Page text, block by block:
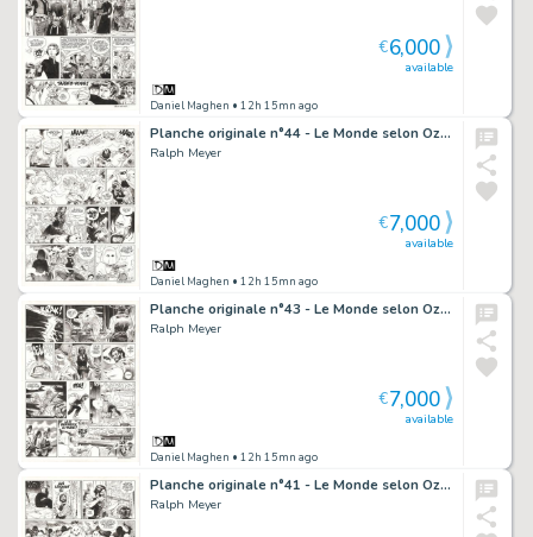
Daniel Maghen • 12h 15mn ago
available
€6,000
Planche originale n°44 - Le Monde selon Oz - Undertaker
Ralph Meyer
Daniel Maghen • 12h 15mn ago
available
€7,000
Planche originale n°43 - Le Monde selon Oz - Undertaker
Ralph Meyer
Daniel Maghen • 12h 15mn ago
available
€7,000
Planche originale n°41 - Le Monde selon Oz - Undertaker
Ralph Meyer